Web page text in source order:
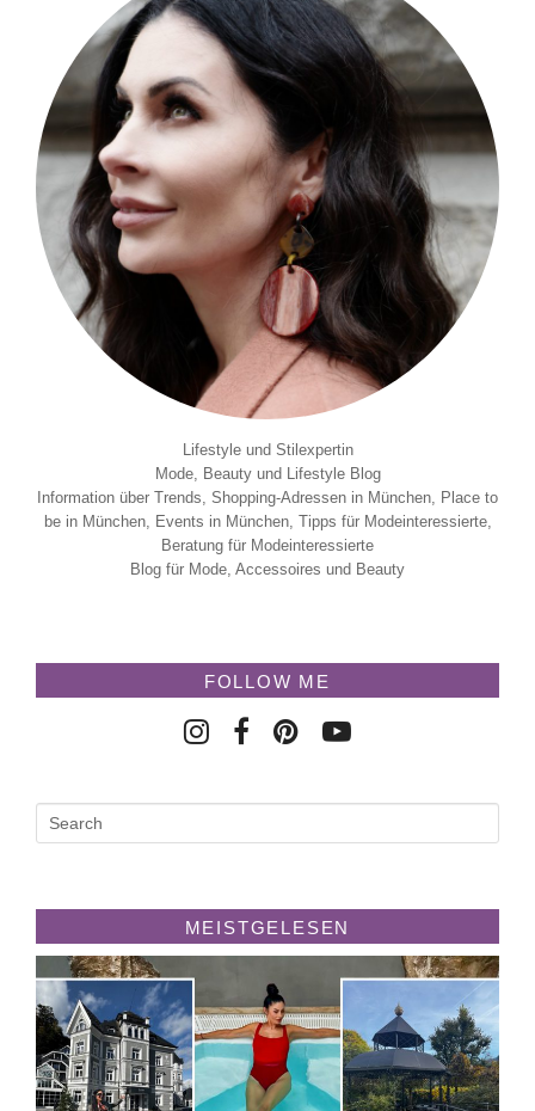
Lifestyle und Stilexpertin
Mode, Beauty und Lifestyle Blog
Information über Trends, Shopping-Adressen in München, Place to
be in München, Events in München, Tipps für Modeinteressierte,
Beratung für Modeinteressierte
Blog für Mode, Accessoires und Beauty
FOLLOW ME
MEISTGELESEN